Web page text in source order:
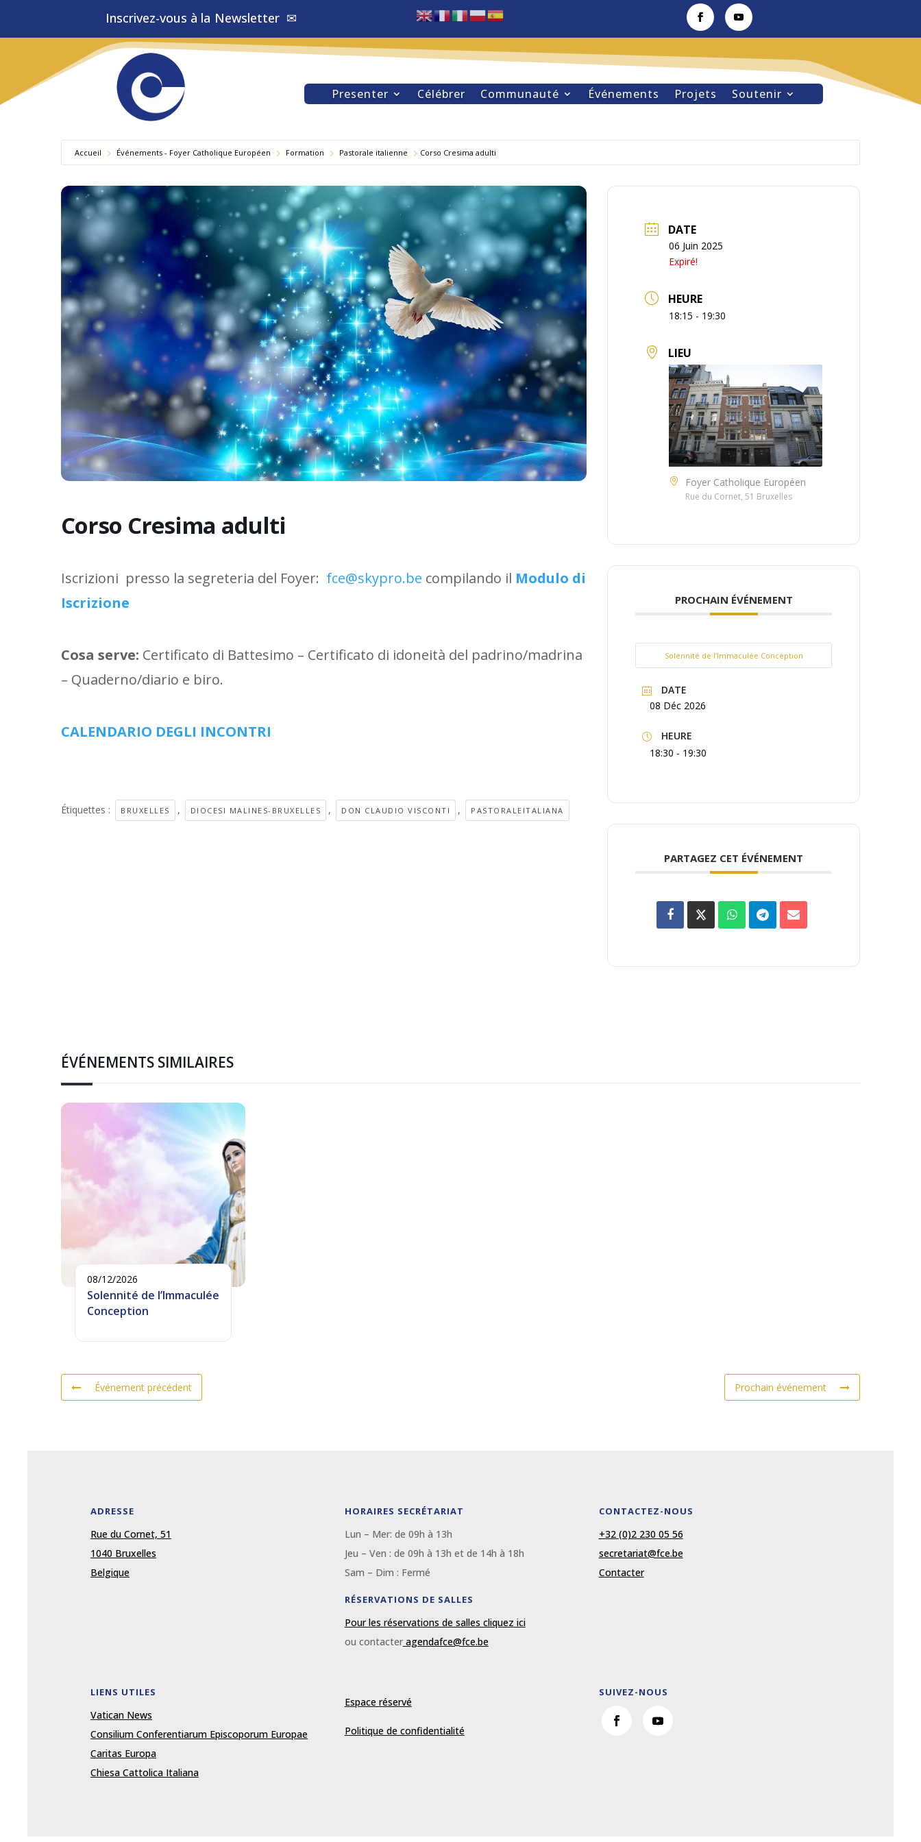
Inscrivez-vous à la Newsletter ✉
Presenter Célébrer Communauté Événements Projets Soutenir
Accueil Événements - Foyer Catholique Européen Formation Pastorale italienne Corso Cresima adulti
Corso Cresima adulti
Iscrizioni presso la segreteria del Foyer: fce@skypro.be compilando il Modulo di
Iscrizione
Cosa serve: Certificato di Battesimo – Certificato di idoneità del padrino/madrina
– Quaderno/diario e biro.
CALENDARIO DEGLI INCONTRI
Étiquettes : BRUXELLES , DIOCESI MALINES-BRUXELLES , DON CLAUDIO VISCONTI , PASTORALEITALIANA
DATE
06 Juin 2025
Expiré!
HEURE
18:15 - 19:30
LIEU
Foyer Catholique Européen
Rue du Cornet, 51 Bruxelles
PROCHAIN ÉVÉNEMENT
Solennité de l’Immaculée Conception
DATE
08 Déc 2026
HEURE
18:30 - 19:30
PARTAGEZ CET ÉVÉNEMENT
ÉVÉNEMENTS SIMILAIRES
08/12/2026
Solennité de l’Immaculée
Conception
Événement précédent Prochain événement
ADRESSE
Rue du Cornet, 51
1040 Bruxelles
Belgique
HORAIRES SECRÉTARIAT
Lun – Mer: de 09h à 13h
Jeu – Ven : de 09h à 13h et de 14h à 18h
Sam – Dim : Fermé
RÉSERVATIONS DE SALLES
Pour les réservations de salles cliquez ici
ou contacteragendafce@fce.be
CONTACTEZ-NOUS
+32 (0)2 230 05 56
secretariat@fce.be
Contacter
LIENS UTILES
Vatican News
Consilium Conferentiarum Episcoporum Europae
Caritas Europa
Chiesa Cattolica Italiana
Espace réservé
Politique de confidentialité
SUIVEZ-NOUS